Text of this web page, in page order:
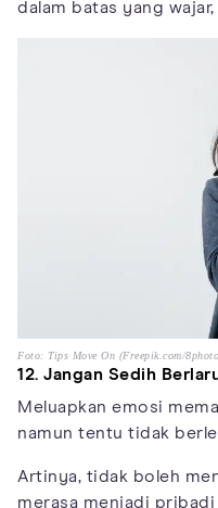
dalam batas yang wajar,
Foto: Tips Move On (Freepik.com/
12. Jangan Sedih
Meluapkan emosi
namun tentu tidak
Artinya, tidak boleh
merasa menjadi